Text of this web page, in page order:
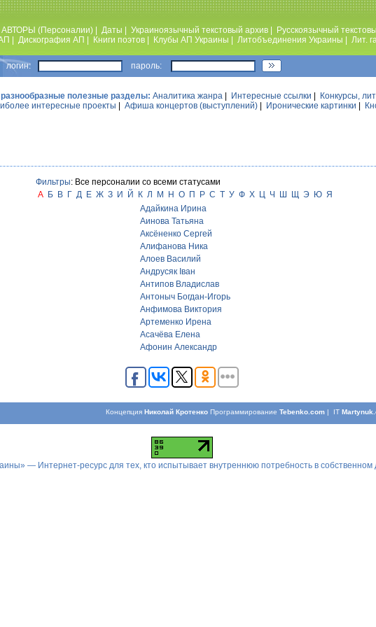
АВТОРЫ (Персоналии) Даты Украиноязычный текстовый архив Русскоязычный
Дискография АП Книги поэтов Клубы АП Украины Литобъединения Украины Лит.
логин: пароль:
полезные разделы: Аналитика жанра Интересные ссылки Конкурсы,
интересные проекты Афиша концертов (выступлений) Иронические картинки
Фильтры: Все персоналии со всеми статусами
А
Б В Г Д Е Ж З И Й К Л М Н О П Р С Т У Ф Х Ц Ч Ш Щ Э Ю Я
Адайкина Ирина
Аинова Татьяна
Аксёненко Сергей
Алифанова Ника
Алоев Василий
Андрусяк Іван
Антипов Владислав
Антоныч Богдан-Игорь
Анфимова Виктория
Артеменко Ирена
Асачёва Елена
Афонин Александр
КонцепцияНиколай Кротенко ПрограммированиеTebenko.com | IT
— Интернет-ресурс для тех, кто испытывает внутреннюю потребность в